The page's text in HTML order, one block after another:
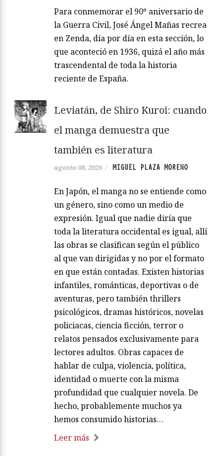
Para conmemorar el 90º aniversario de
la Guerra Civil, José Ángel Mañas recrea
en Zenda, día por día en esta sección, lo
que aconteció en 1936, quizá el año más
trascendental de toda la historia
reciente de España.
Leviatán, de Shiro Kuroi: cuando
el manga demuestra que
también es literatura
agosto 08, 2026 / MIGUEL PLAZA MORENO
En Japón, el manga no se entiende como
un género, sino como un medio de
expresión. Igual que nadie diría que
toda la literatura occidental es igual, allí
las obras se clasifican según el público
al que van dirigidas y no por el formato
en que están contadas. Existen historias
infantiles, románticas, deportivas o de
aventuras, pero también thrillers
psicológicos, dramas históricos, novelas
policiacas, ciencia ficción, terror o
relatos pensados exclusivamente para
lectores adultos. Obras capaces de
hablar de culpa, violencia, política,
identidad o muerte con la misma
profundidad que cualquier novela. De
hecho, probablemente muchos ya
hemos consumido historias…
Leer más